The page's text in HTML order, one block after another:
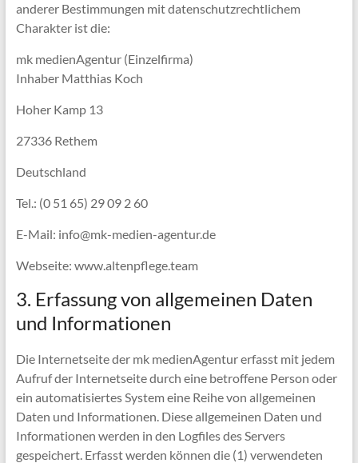
anderer Bestimmungen mit datenschutzrechtlichem
Charakter ist die:
mk medienAgentur (Einzelfirma)
Inhaber Matthias Koch
Hoher Kamp 13
27336 Rethem
Deutschland
Tel.: (0 51 65) 29 09 2 60
E-Mail: info@mk-medien-agentur.de
Webseite: www.altenpflege.team
3. Erfassung von allgemeinen Daten
und Informationen
Die Internetseite der mk medienAgentur erfasst mit jedem
Aufruf der Internetseite durch eine betroffene Person oder
ein automatisiertes System eine Reihe von allgemeinen
Daten und Informationen. Diese allgemeinen Daten und
Informationen werden in den Logfiles des Servers
gespeichert. Erfasst werden können die (1) verwendeten